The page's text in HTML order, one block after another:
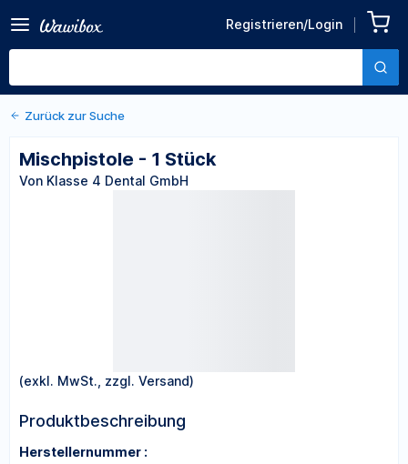
Registrieren/Login
Zurück zur Suche
Mischpistole - 1 Stück
Von Klasse 4 Dental GmbH
(exkl. MwSt., zzgl. Versand)
Produktbeschreibung
Herstellernummer :